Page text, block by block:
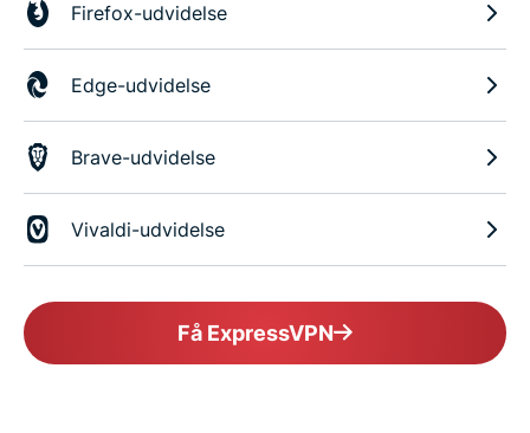
Firefox-udvidelse
Edge-udvidelse
Brave-udvidelse
Vivaldi-udvidelse
Få ExpressVPN